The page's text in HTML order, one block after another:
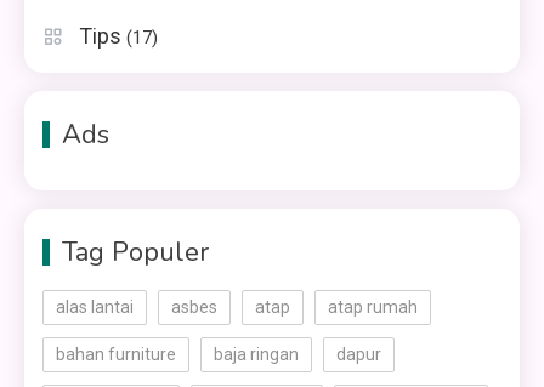
Tips (17)
Ads
Tag Populer
alas lantai asbes atap atap rumah
bahan furniture baja ringan dapur